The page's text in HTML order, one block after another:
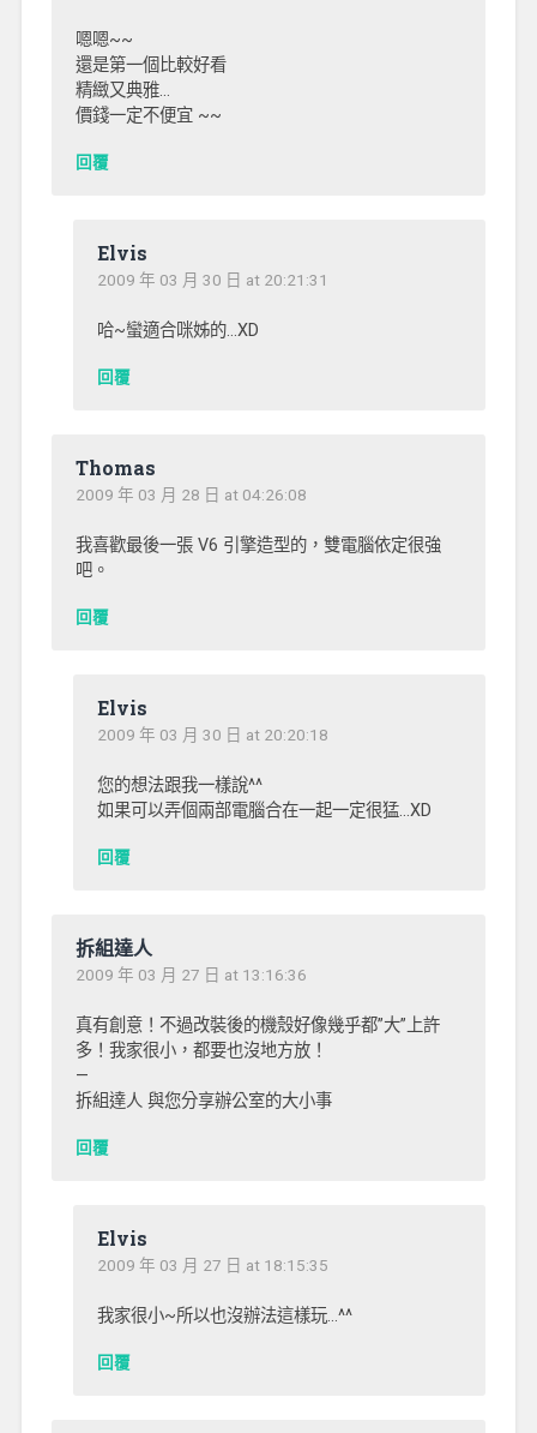
嗯嗯~~
還是第一個比較好看
精緻又典雅…
價錢一定不便宜 ~~
回覆
Elvis
2009 年 03 月 30 日 at 20:21:31
哈~蠻適合咪姊的…XD
回覆
Thomas
2009 年 03 月 28 日 at 04:26:08
我喜歡最後一張 V6 引擎造型的，雙電腦依定很強
吧。
回覆
Elvis
2009 年 03 月 30 日 at 20:20:18
您的想法跟我一樣說^^
如果可以弄個兩部電腦合在一起一定很猛…XD
回覆
拆組達人
2009 年 03 月 27 日 at 13:16:36
真有創意！不過改裝後的機殼好像幾乎都”大”上許
多！我家很小，都要也沒地方放！
—
拆組達人 與您分享辦公室的大小事
回覆
Elvis
2009 年 03 月 27 日 at 18:15:35
我家很小~所以也沒辦法這樣玩…^^
回覆